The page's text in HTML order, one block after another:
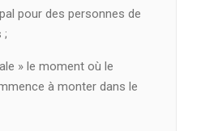
pour des personnes de
;
» le moment où le
à monter dans le